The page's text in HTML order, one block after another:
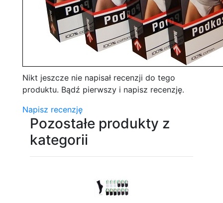
Nikt jeszcze nie napisał recenzji do tego
produktu. Bądź pierwszy i napisz recenzję.
Napisz recenzję
Pozostałe produkty z
kategorii